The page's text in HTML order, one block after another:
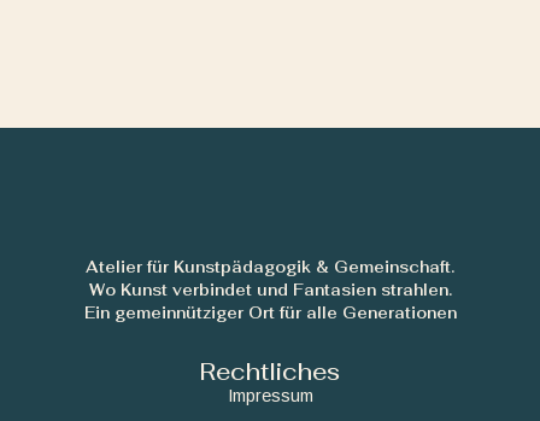
Atelier für Kunstpädagogik & Gemeinschaft.
Wo Kunst verbindet und Fantasien strahlen.
Ein gemeinnütziger Ort für alle Generationen
Rechtliches
Impressum